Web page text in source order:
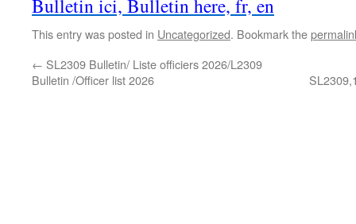
Bulletin ici, Bulletin here, fr, en
This entry was posted in Uncategorized. Bookmark the
← SL2309 Bulletin/ Liste officiers 2026/L2309
Bulletin /Officer list 2026